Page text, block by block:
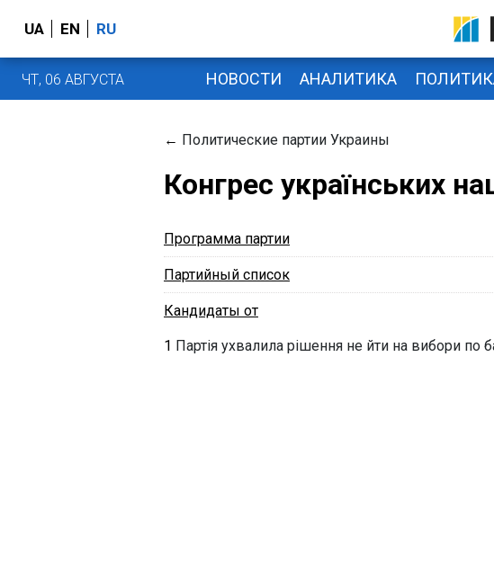
UA EN RU
ЧТ, 06 АВГУСТА НОВОСТИ АНАЛИТИКА
← Политические партии Украины
Конгрес українських
Программа партии
Партийный список
Кандидаты от
1 Партія ухвалила рішення не йти на вибори по